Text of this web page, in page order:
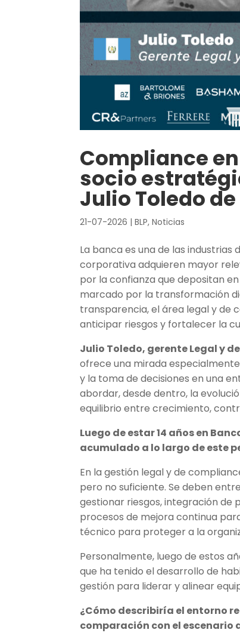
Compliance
socio
Julio Toledo
21-07-2026 |BLP,Noticias
La banca es una de las
corporativa adquieren mayor
por la confianza que depositan
marcado por la transformación
transparencia, el área legal y de
anticipar riesgos y fortalecer la
Julio Toledo, gerente Legal y
ofrece una mirada
y la toma de decisiones en una
abordar, desde dentro, la
equilibrio entre crecimiento,
Luego de estar 14 años en
acumulado a lo largo de este
En la gestión legal y de
pero no suficiente. Se deben
gestionar riesgos, integración de
procesos de mejora continua
técnico para proteger a la
Personalmente, luego de estos
que ha tenido el desarrollo de
gestión para liderar y alinear
¿Cómo describiría el entorno
comparación con el escenario